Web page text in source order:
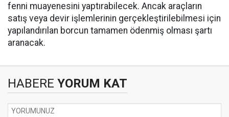
fenni muayenesini yaptırabilecek. Ancak araçların
satış veya devir işlemlerinin gerçekleştirilebilmesi için
yapılandırılan borcun tamamen ödenmiş olması şartı
aranacak.
HABERE YORUM KAT